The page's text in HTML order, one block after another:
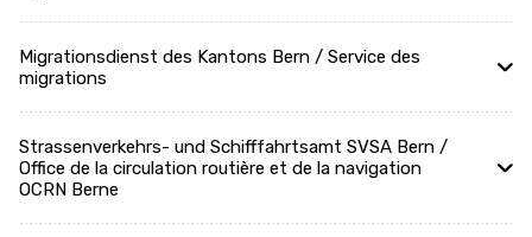
Migrationsdienst des Kantons Bern / Service des
migrations
Strassenverkehrs- und Schifffahrtsamt SVSA Bern /
Office de la circulation routière et de la navigation
OCRN Berne